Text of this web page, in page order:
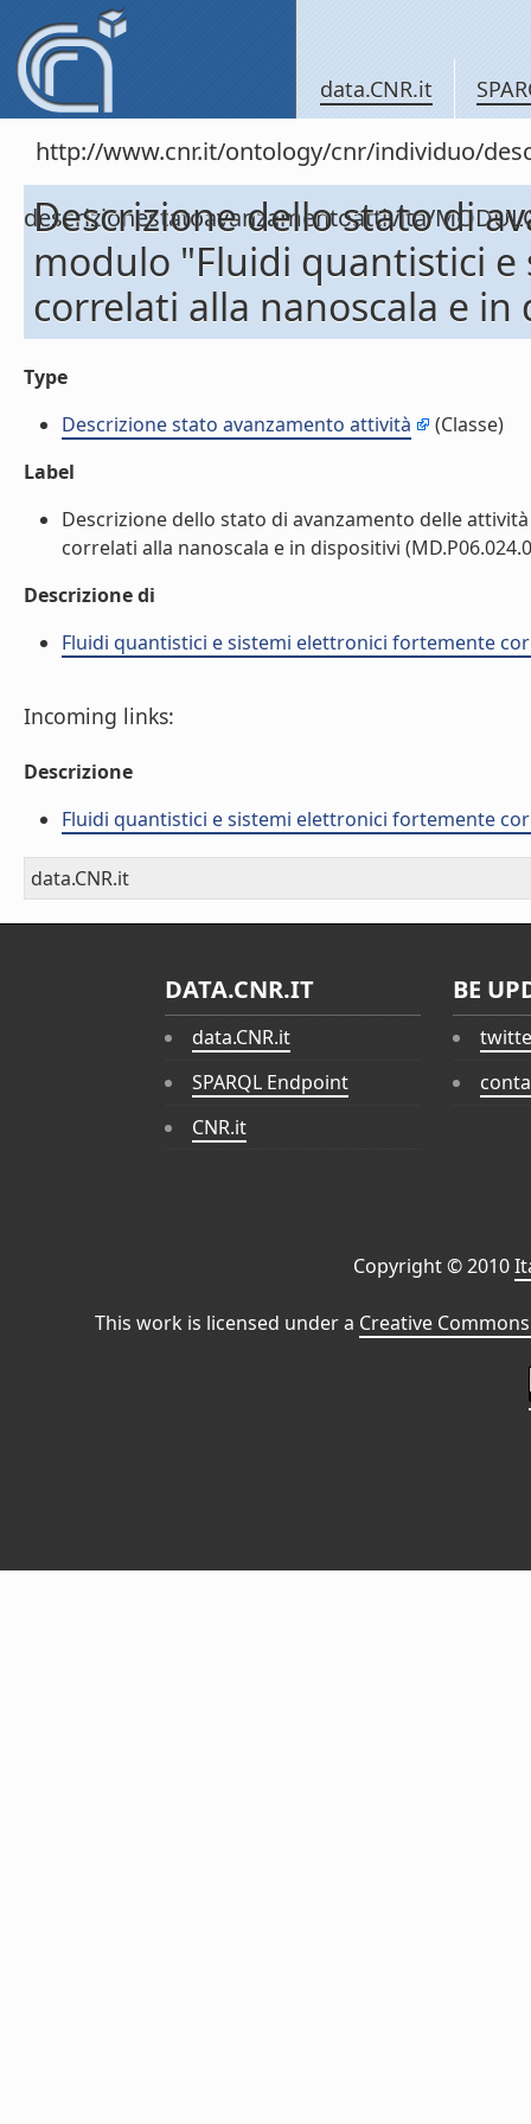
data.CNR.it
http://www.cnr.it/ontology/cnr/individuo/
descrizionestatoavanzamentoattivita/
Descrizione dello stato di
modulo "Fluidi quantistici
correlati alla nanoscala e in
Type
Descrizione stato avanzamento attività
(Classe)
Label
Descrizione dello stato di avanzamento delle
correlati alla nanoscala e in dispositivi
Descrizione di
Fluidi quantistici e sistemi elettronici fortemente
Incoming links:
Descrizione
Fluidi quantistici e sistemi elettronici fortemente
data.CNR.it
DATA.CNR.IT
data.CNR.it
SPARQL Endpoint
CNR.it
BE
Copyright © 2010
This work is licensed under a Creative